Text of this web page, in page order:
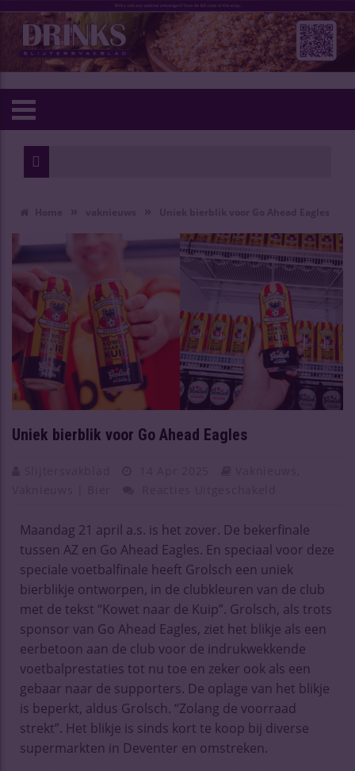
Uniek bierblik voor Go Ahead Eagles
Maandag 21 april a.s. is het zover. De bekerfinale
tussen AZ en Go Ahead Eagles. En speciaal voor deze
speciale voetbalfinale heeft Grolsch een uniek
bierblikje ontworpen, in de clubkleuren van de club
met de tekst “Kowet naar de Kuip”. Grolsch, als trots
sponsor van Go Ahead Eagles, ziet het blikje als een
eerbetoon aan de club voor de indrukwekkende
voetbalprestaties tot nu toe en zeker ook als een
gebaar naar de supporters. De oplage van het blikje
is beperkt, aldus Grolsch. “Zolang de voorraad
strekt”. Het blikje is sinds kort te koop bij diverse
supermarkten in Deventer en omstreken.